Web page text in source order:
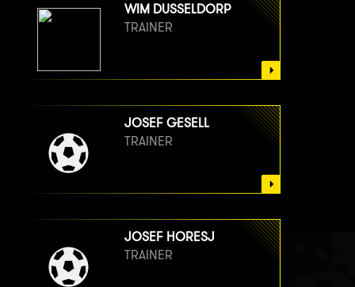
WIM DUSSELDORP
TRAINER
JOSEF GESELL
TRAINER
JOSEF HORESJ
TRAINER